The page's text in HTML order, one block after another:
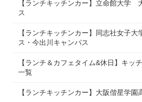
【ランチキッチンカー】立命館大学
ス
【ランチキッチンカー】同志社女子
ス・今出川キャンパス
【ランチ＆カフェタイム&休日】キッ
一覧
【ランチキッチンカー】大阪偕星学園